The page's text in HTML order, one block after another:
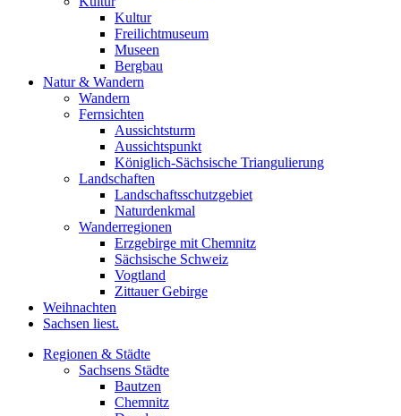
Kultur
Freilichtmuseum
Museen
Bergbau
Natur & Wandern
Wandern
Fernsichten
Aussichtsturm
Aussichtspunkt
Königlich-Sächsische Triangulierung
Landschaften
Landschaftsschutzgebiet
Naturdenkmal
Wanderregionen
Erzgebirge mit Chemnitz
Sächsische Schweiz
Vogtland
Zittauer Gebirge
Weihnachten
Sachsen liest.
Regionen & Städte
Sachsens Städte
Bautzen
Chemnitz